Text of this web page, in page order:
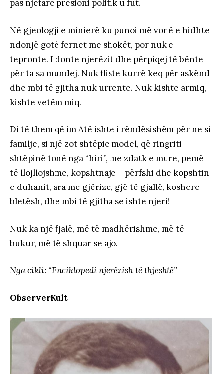
pas njëfarë presioni politik u fut.
Në gjeologji e minierë ku punoi më vonë e hidhte
ndonjë gotë fernet me shokët, por nuk e
tepronte. I donte njerëzit dhe përpiqej të bënte
për ta sa mundej. Nuk fliste kurrë keq për askënd
dhe mbi të gjitha nuk urrente. Nuk kishte armiq,
kishte vetëm miq.
Di të them që im Atë ishte i rëndësishëm për ne si
familje, si një zot shtëpie model, që ringriti
shtëpinë tonë nga “hiri”, me zdatk e mure, pemë
të llojllojshme, kopshtnaje – përfshi dhe kopshtin
e duhanit, ara me gjërize, gjë të gjallë, koshere
bletësh, dhe mbi të gjitha se ishte njeri!
Nuk ka një fjalë, më të madhërishme, më të
bukur, më të shquar se ajo.
Nga cikli: “Enciklopedi njerëzish të thjeshtë”
ObserverKult